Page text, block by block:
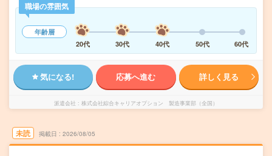
職場の雰囲気
年齢層
20代
30代 40代 50代 60代
気になる! 応募へ進む 詳しく見る
派遣会社 株式会社綜合キャリアオプション 製造事業部（全国）
未読 掲載日 2026/08/05